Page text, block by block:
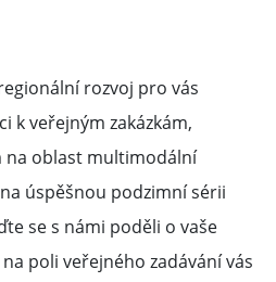
rozvoj pro vás
k veřejným zakázkám,
na oblast multimodální
úspěšnou podzimní sérii
se s námi poděli o vaše
poli veřejného zadávání vás